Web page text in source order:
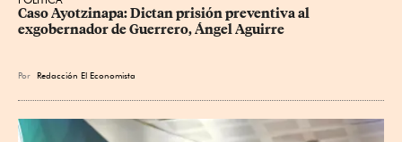
Caso Ayotzinapa: Dictan prisión preventiva al
exgobernador de Guerrero, Ángel Aguirre
Por Redacción El Economista